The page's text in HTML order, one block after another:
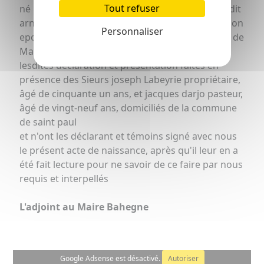
né le même jour à une heures du matin fille de dit
arnaud Louberes declarant et de Jeanne Mora son
epouze et auquel il a déclaré donner le prénom de
Marie
lesdites déclaration et présentation faites en
présence des Sieurs joseph Labeyrie propriétaire,
âgé de cinquante un ans, et jacques darjo pasteur,
âgé de vingt-neuf ans, domiciliés de la commune
de saint paul
et n'ont les déclarant et témoins signé avec nous
le présent acte de naissance, après qu'il leur en a
été fait lecture pour ne savoir de ce faire par nous
requis et interpellés
L'adjoint au Maire Bahegne
Google Adsense est désactivé. Autoriser
Tout refuser
Personnaliser